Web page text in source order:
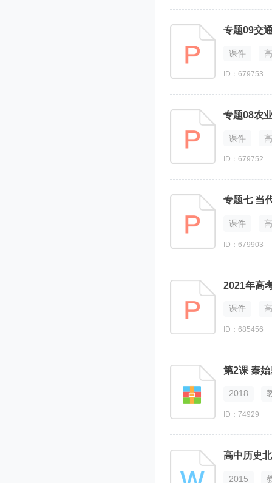
专题09交
课件
ID：679753
专题08农
课件
ID：679752
课件
ID：679903
课件
ID：685456
第2课 秦
2018
ID：74929
2015